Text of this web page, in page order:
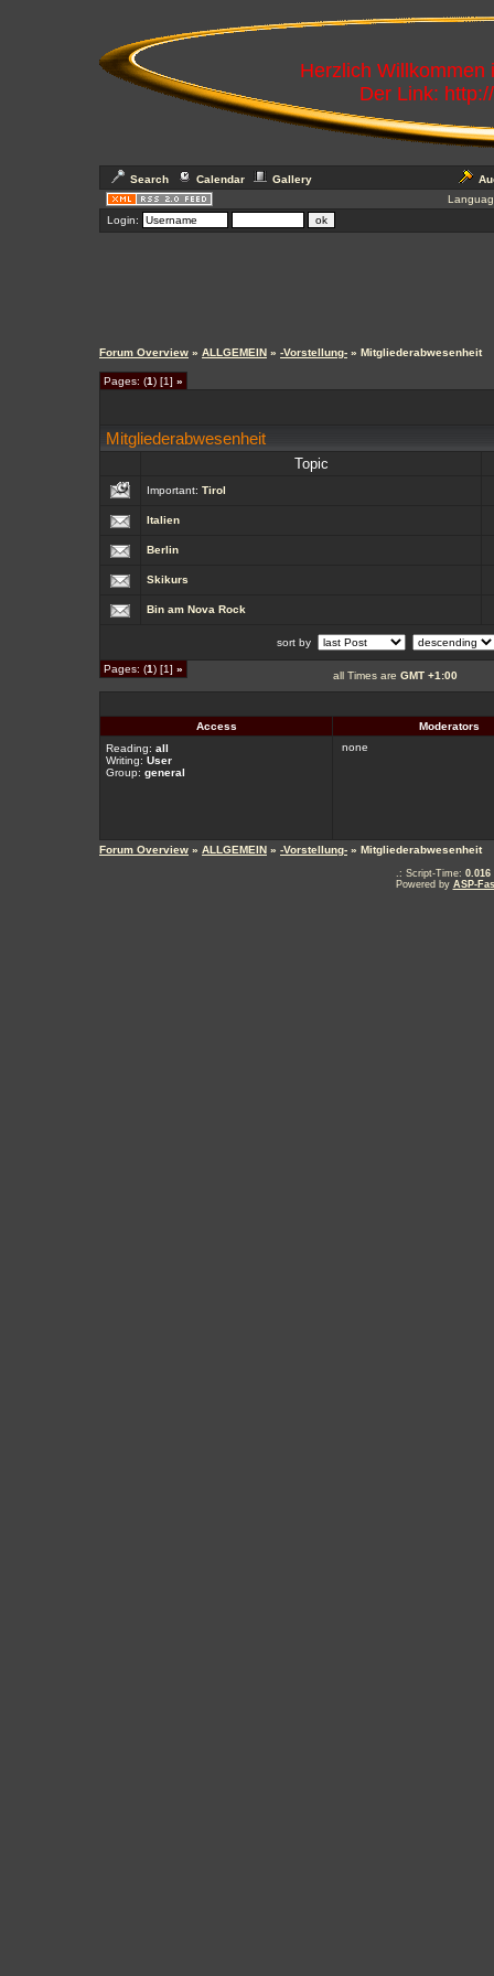
Herzlich
Der Link:
Search Calendar Gallery
Login:
Forum Overview » ALLGEMEIN » -Vorstellung- » Mitgliederabwesenheit
Pages: (1) [1] »
Mitgliederabwesenheit
Topic
Important: Tirol
Italien
Berlin
Skikurs
Bin am Nova Rock
sort by
Pages: (1) [1] »
all Times are GMT +1:00
Access
Moderators
Reading: all
Writing: User
Group: general
none
Forum Overview » ALLGEMEIN » -Vorstellung- » Mitgliederabwesenheit
.: Script-Time: 0.016
Powered by ASP-